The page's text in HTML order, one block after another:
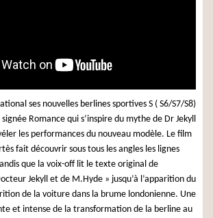
ses nouvelles berlines sportives S ( S6/S7/S8)
Romance qui s’inspire du mythe de Dr Jekyll
les performances du nouveau modèle. Le film
fait découvrir sous tous les angles les lignes
que la voix-off lit le texte original de
Jekyll et de M.Hyde » jusqu’à l’apparition du
de la voiture dans la brume londonienne. Une
et intense de la transformation de la berline au